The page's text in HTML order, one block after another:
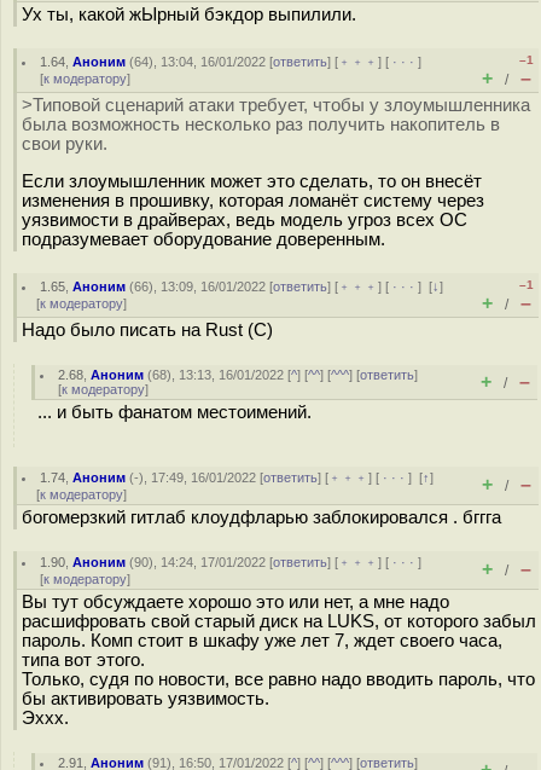
Ух ты, какой жЫрный бэкдор выпилили.
1.64 ,Аноним (64), 13:04, 16/01/2022 [ответить] [ ﹢﹢﹢] [ · · ·]
[к модератору]
–1
+ / –
>Типовой сценарий атаки требует, чтобы у злоумышленника
была возможность несколько раз получить накопитель в
свои руки.
Если злоумышленник может это сделать, то он внесёт
изменения в прошивку, которая ломанёт систему через
уязвимости в драйверах, ведь модель угроз всех ОС
подразумевает оборудование доверенным.
1.65 ,Аноним (66), 13:09, 16/01/2022 [ответить] [ ﹢﹢﹢] [ · · ·][↓]
[к модератору]
–1
+ / –
Надо было писать на Rust (C)
2.68 ,Аноним (68), 13:13, 16/01/2022 [^] [^^] [^^^] [ответить]
[к модератору] + / –
... и быть фанатом местоимений.
1.74 ,Аноним (-), 17:49, 16/01/2022 [ответить] [ ﹢﹢﹢] [ · · ·][↑]
[к модератору] + / –
богомерзкий гитлаб клоудфларью заблокировался . бггга
1.90 ,Аноним (90), 14:24, 17/01/2022 [ответить] [ ﹢﹢﹢] [ · · ·]
[к модератору] + / –
Вы тут обсуждаете хорошо это или нет, а мне надо
расшифровать свой старый диск на LUKS, от которого забыл
пароль. Комп стоит в шкафу уже лет 7, ждет своего часа,
типа вот этого.
Только, судя по новости, все равно надо вводить пароль, что
бы активировать уязвимость.
Эххх.
2.91 ,Аноним (91), 16:50, 17/01/2022 [^] [^^] [^^^] [ответить]